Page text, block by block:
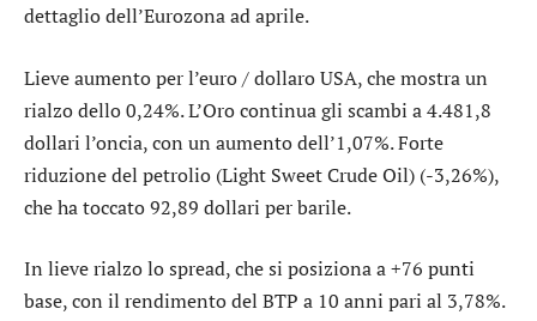
dettaglio dell’Eurozona ad aprile.
Lieve aumento per l’euro / dollaro USA, che mostra un
rialzo dello 0,24%. L’Oro continua gli scambi a 4.481,8
dollari l’oncia, con un aumento dell’1,07%. Forte
riduzione del petrolio (Light Sweet Crude Oil) (-3,26%),
che ha toccato 92,89 dollari per barile.
In lieve rialzo lo spread, che si posiziona a +76 punti
base, con il rendimento del BTP a 10 anni pari al 3,78%.